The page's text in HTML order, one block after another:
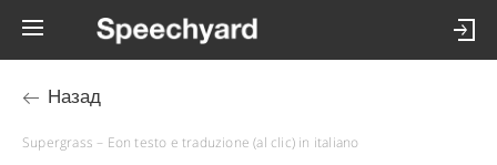
Назад
Supergrass – Eon testo e traduzione (al clic) in italiano